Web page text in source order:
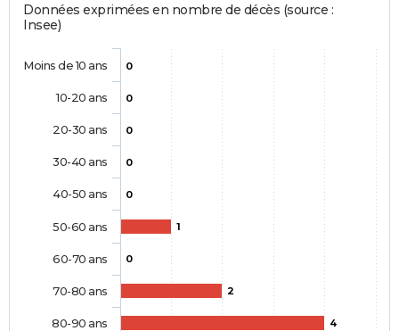
Données exprimées en nombre de décès (source :
Insee)
0
0
0
0
0
1
0
2
4
Moins de 10 ans
10-20 ans
20-30 ans
30-40 ans
40-50 ans
50-60 ans
60-70 ans
70-80 ans
80-90 ans